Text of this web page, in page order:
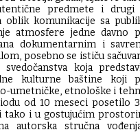
predmete i drugi
oblik komunikacije sa
atmosfere jedne davno
dokumentarnim i
posebno se ističu
koja
kulturne baštine koji
umetničke, etnološke i
od 10 meseci posetilo
tako i u gostujućim
autorska stručna